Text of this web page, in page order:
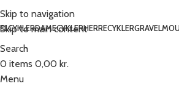
Skip to navigation
Skip to main content
ELCYKLERDAMECYKLERHERRECYKLERGRAVEL
Search
0 items 0,00 kr.
Menu